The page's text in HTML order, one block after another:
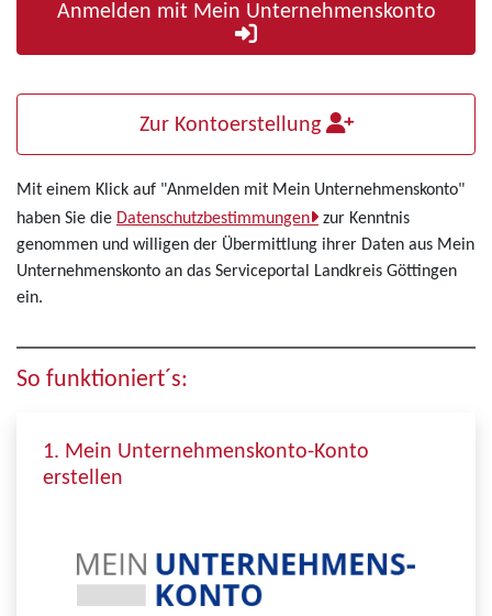
Anmelden mit Mein Unternehmenskonto
Zur Kontoerstellung
Mit einem Klick auf "Anmelden mit Mein Unternehmenskonto"
haben Sie die Datenschutzbestimmungen
zur Kenntnis
genommen und willigen der Übermittlung ihrer Daten aus Mein
Unternehmenskonto an das Serviceportal Landkreis Göttingen
ein.
So funktioniert´s:
1. Mein Unternehmenskonto-Konto
erstellen